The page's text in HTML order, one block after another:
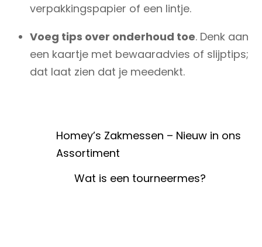
verpakkingspapier of een lintje.
Voeg tips over onderhoud toe. Denk aan
een kaartje met bewaaradvies of slijptips;
dat laat zien dat je meedenkt.
Homey’s Zakmessen – Nieuw in ons
Assortiment
Wat is een tourneermes?